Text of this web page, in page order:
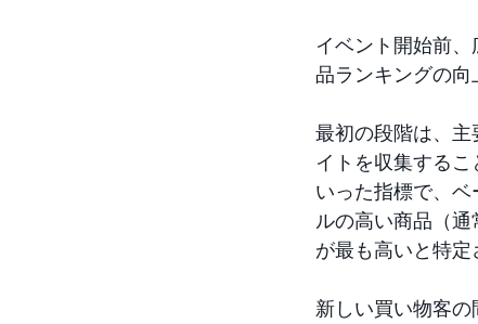
イベント開始前
品ランキングの向
最初の段階は、
イトを収集するこ
いった指標で、
ルの高い商品（
が最も高いと特定
新しい買い物客の